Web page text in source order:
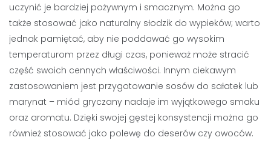
uczynić je bardziej pożywnym i smacznym. Można go
także stosować jako naturalny słodzik do wypieków; warto
jednak pamiętać, aby nie poddawać go wysokim
temperaturom przez długi czas, ponieważ może stracić
część swoich cennych właściwości. Innym ciekawym
zastosowaniem jest przygotowanie sosów do sałatek lub
marynat – miód gryczany nadaje im wyjątkowego smaku
oraz aromatu. Dzięki swojej gęstej konsystencji można go
również stosować jako polewę do deserów czy owoców.